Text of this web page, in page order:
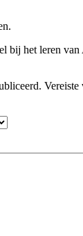
bij het leren
Vereiste